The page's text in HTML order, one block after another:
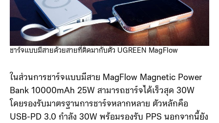
ชาร์จแบบมีสายด้วยสายที่ติดมากับตัว UGREEN MagFlow
ในส่วนการชาร์จแบบมีสาย MagFlow Magnetic Power
Bank 10000mAh 25W สามารถชาร์จได้เร็วสุด 30W
โดยรองรับมาตรฐานการชาร์จหลากหลาย ตัวหลักคือ
USB-PD 3.0 กำลัง 30W พร้อมรองรับ PPS นอกจากนี้ยัง